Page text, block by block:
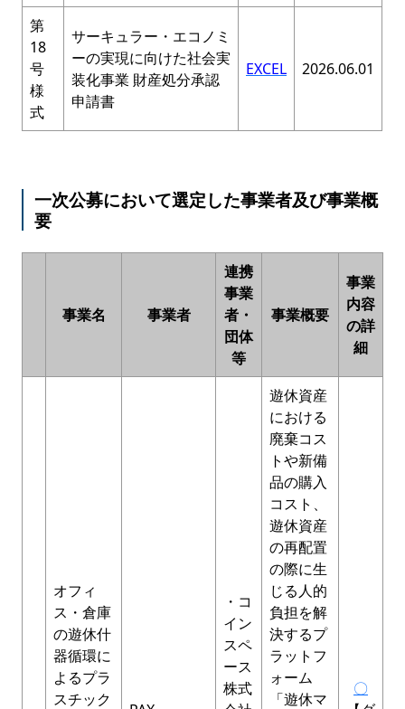
第
18
号
様
式
サーキュラー・エコノミ
ーの実現に向けた社会実
装化事業 財産処分承認
申請書
EXCEL 2026.06.01
一次公募において選定した事業者及び事業概
要
事業名 事業者
連携
事業
者・
団体
等
事業概要
事業
内容
の詳
細
オフィ
ス・倉庫
の遊休什
器循環に
よるプラ
スチック
・コ
イン
スペ
ース
株式
遊休資産
における
廃棄コス
トや新備
品の購入
コスト、
遊休資産
の再配置
の際に生
じる人的
負担を解
決するプ
ラットフ
ォーム
「遊休マ
〇